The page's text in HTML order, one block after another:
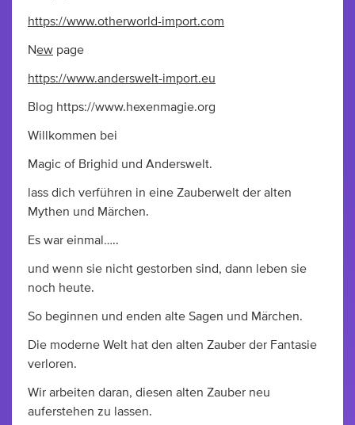
https://www.otherworld-import.com
New page
https://www.anderswelt-import.eu
Blog https://www.hexenmagie.org
Willkommen bei
Magic of Brighid und Anderswelt.
lass dich verführen in eine Zauberwelt der alten
Mythen und Märchen.
Es war einmal…..
und wenn sie nicht gestorben sind, dann leben sie
noch heute.
So beginnen und enden alte Sagen und Märchen.
Die moderne Welt hat den alten Zauber der Fantasie
verloren.
Wir arbeiten daran, diesen alten Zauber neu
auferstehen zu lassen.